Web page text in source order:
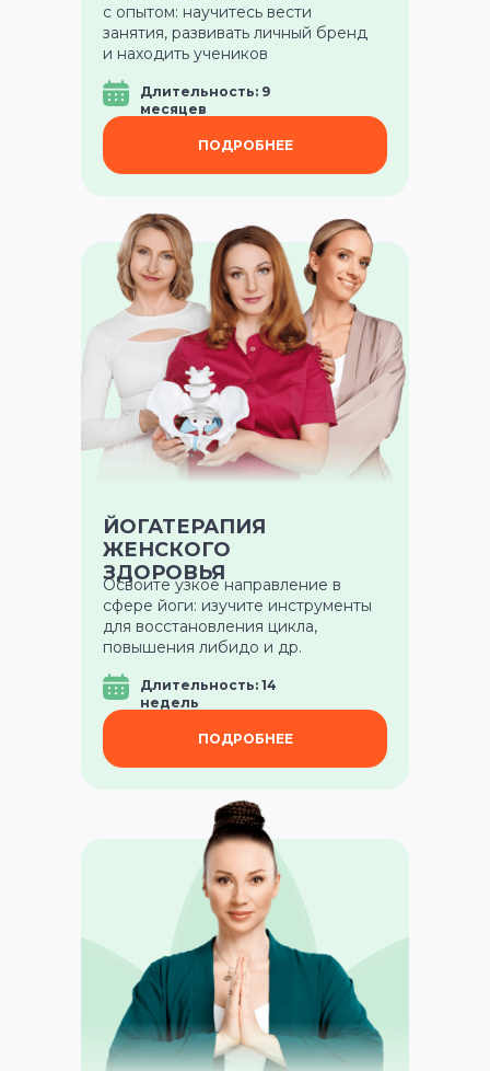
ЙОГАТЕРАПИЯ
ЖЕНСКОГО
ЗДОРОВЬЯ
Освоите узкое направление в
сфере йоги: изучите инструменты
для восстановления цикла,
повышения либидо и др.
Длительность: 14
недель
ПОДРОБНЕЕ
с опытом: научитесь вести
занятия, развивать личный бренд
и находить учеников
Длительность: 9
месяцев
ПОДРОБНЕЕ